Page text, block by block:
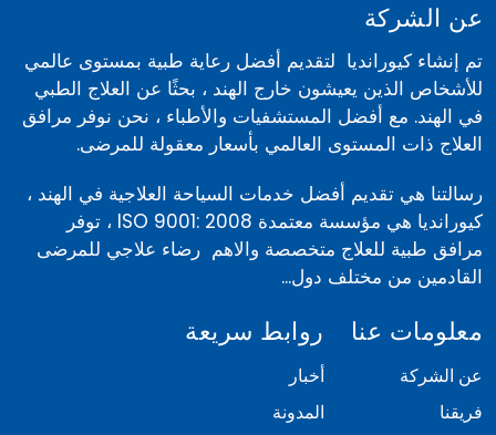
عن الشركة
تم إنشاء كيورانديا لتقديم أفضل رعاية طبية بمستوى عالمي
للأشخاص الذين يعيشون خارج الهند ، بحثًا عن العلاج الطبي
في الهند. مع أفضل المستشفيات والأطباء ، نحن نوفر مرافق
العلاج ذات المستوى العالمي بأسعار معقولة للمرضى.
رسالتنا هي تقديم أفضل خدمات السياحة العلاجية في الهند ،
كيورانديا هي مؤسسة معتمدة ISO 9001: 2008 ، توفر
مرافق طبية للعلاج متخصصة والاهم رضاء علاجي للمرضى
القادمين من مختلف دول...
معلومات عنا
عن الشركة
فريقنا
روابط سريعة
أخبار
المدونة